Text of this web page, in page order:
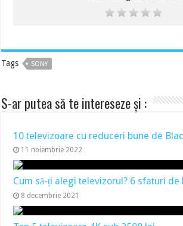
Tags SONY
S-ar putea să te intereseze și :
10 televizoare cu reduceri bune de
11 noiembrie 2022
Cum să-ți alegi televizorul? 6 sfaturi de
8 decembrie 2021